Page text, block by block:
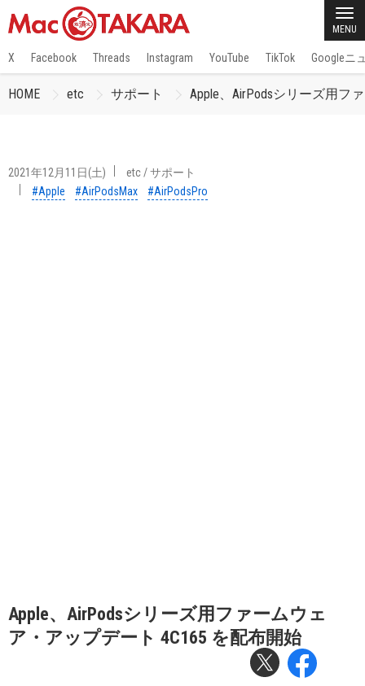
MENU
X Facebook Threads Instagram YouTube TikTok Googleニ
HOME etc サポート Apple、AirPodsシリーズ用フ
2021年12月11日(土) etc/サポート
#Apple
#AirPodsMax #AirPodsPro
Apple、AirPodsシリーズ用ファームウェ
ア・アップデート 4C165 を配布開始